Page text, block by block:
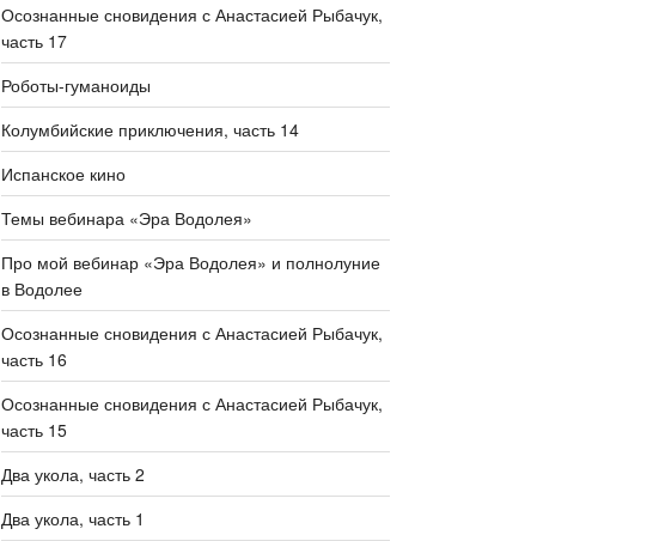
Осознанные сновидения с Анастасией Рыбачук,
часть 17
Роботы-гуманоиды
Колумбийские приключения, часть 14
Испанское кино
Темы вебинара «Эра Водолея»
Про мой вебинар «Эра Водолея» и полнолуние
в Водолее
Осознанные сновидения с Анастасией Рыбачук,
часть 16
Осознанные сновидения с Анастасией Рыбачук,
часть 15
Два укола, часть 2
Два укола, часть 1